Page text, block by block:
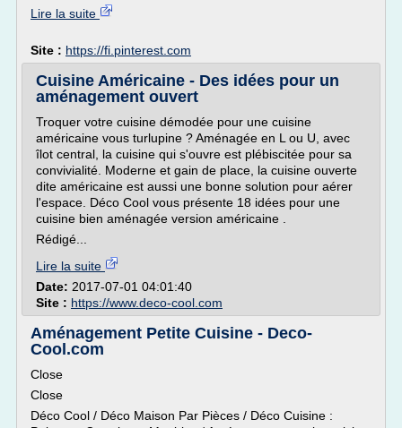
Lire la suite
Site : https://fi.pinterest.com
Cuisine Américaine - Des idées pour un
aménagement ouvert
Troquer votre cuisine démodée pour une cuisine
américaine vous turlupine ? Aménagée en L ou U, avec
îlot central, la cuisine qui s'ouvre est plébiscitée pour sa
convivialité. Moderne et gain de place, la cuisine ouverte
dite américaine est aussi une bonne solution pour aérer
l'espace. Déco Cool vous présente 18 idées pour une
cuisine bien aménagée version américaine .
Rédigé...
Lire la suite
Date: 2017-07-01 04:01:40
Site : https://www.deco-cool.com
Aménagement Petite Cuisine - Deco-
Cool.com
Close
Close
Déco Cool / Déco Maison Par Pièces / Déco Cuisine :